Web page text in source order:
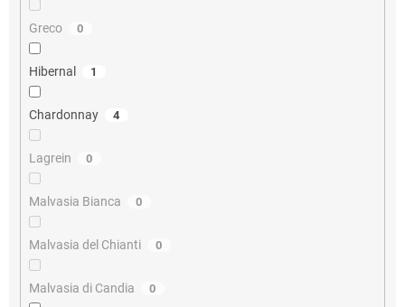
Greco 0
Hibernal 1
Chardonnay 4
Lagrein 0
Malvasia Bianca 0
Malvasia del Chianti 0
Malvasia di Candia 0